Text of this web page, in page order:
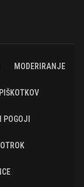
MODERIRANJE
POGOJI